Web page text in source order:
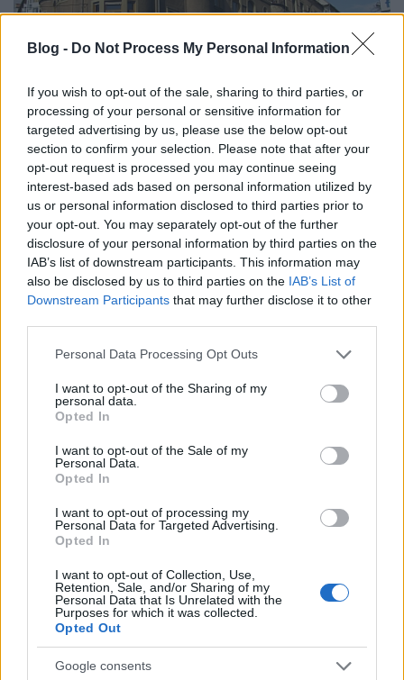
Blog - Do Not Process My Personal Information
If you wish to opt-out of the sale, sharing to third parties, or
processing of your personal or sensitive information for
targeted advertising by us, please use the below opt-out
section to confirm your selection. Please note that after your
opt-out request is processed you may continue seeing
interest-based ads based on personal information utilized by
us or personal information disclosed to third parties prior to
your opt-out. You may separately opt-out of the further
disclosure of your personal information by third parties on the
IAB’s list of downstream participants. This information may
also be disclosed by us to third parties on the IAB’s List of
Downstream Participants that may further disclose it to other
Please note that this website/app uses one or more Google
not limited to your visit or usage behaviour. You may click to
grant or deny consent to Google and its third-party tags to
use your data for below specified purposes in below Google
consent section.
Personal Data Processing Opt Outs
I want to opt-out of the Sharing of my
personal data.
Opted In
I want to opt-out of the Sale of my
Personal Data.
Opted In
I want to opt-out of processing my
Personal Data for Targeted Advertising.
Opted In
I want to opt-out of Collection, Use,
Retention, Sale, and/or Sharing of my
Personal Data that Is Unrelated with the
Purposes for which it was collected.
Opted Out
Google consents